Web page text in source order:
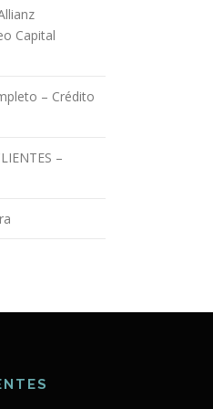
Capital
– Crédito
–